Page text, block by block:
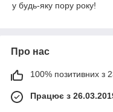
у будь-яку пору року!
Про нас
100% позитивних з
Працює з